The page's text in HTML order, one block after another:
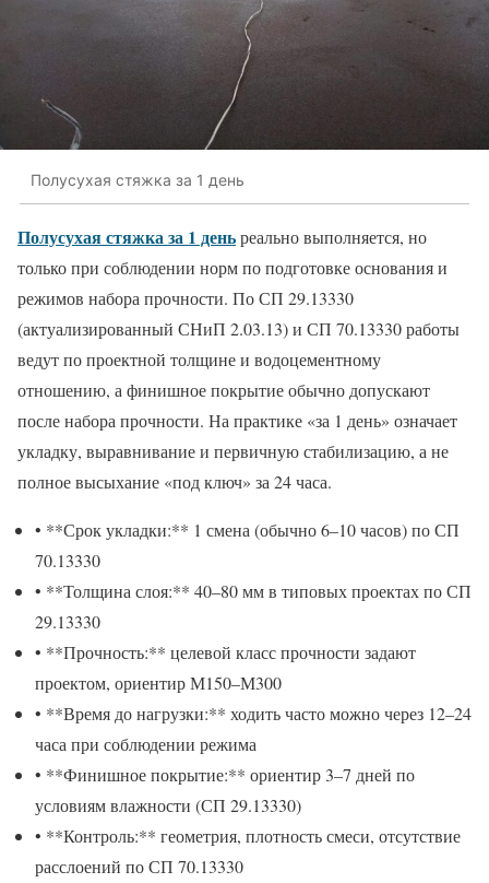
Полусухая стяжка за 1 день
Полусухая стяжка за 1 деньреально выполняется, но
только при соблюдении норм по подготовке основания и
режимов набора прочности. По СП 29.13330
(актуализированный СНиП 2.03.13) и СП 70.13330 работы
ведут по проектной толщине и водоцементному
отношению, а финишное покрытие обычно допускают
после набора прочности. На практике «за 1 день» означает
укладку, выравнивание и первичную стабилизацию, а не
полное высыхание «под ключ» за 24 часа.
• **Срок укладки:** 1 смена (обычно 6–10 часов) по СП
70.13330
• **Толщина слоя:** 40–80 мм в типовых проектах по СП
29.13330
• **Прочность:** целевой класс прочности задают
проектом, ориентир М150–М300
• **Время до нагрузки:** ходить часто можно через 12–24
часа при соблюдении режима
• **Финишное покрытие:** ориентир 3–7 дней по
условиям влажности (СП 29.13330)
• **Контроль:** геометрия, плотность смеси, отсутствие
расслоений по СП 70.13330